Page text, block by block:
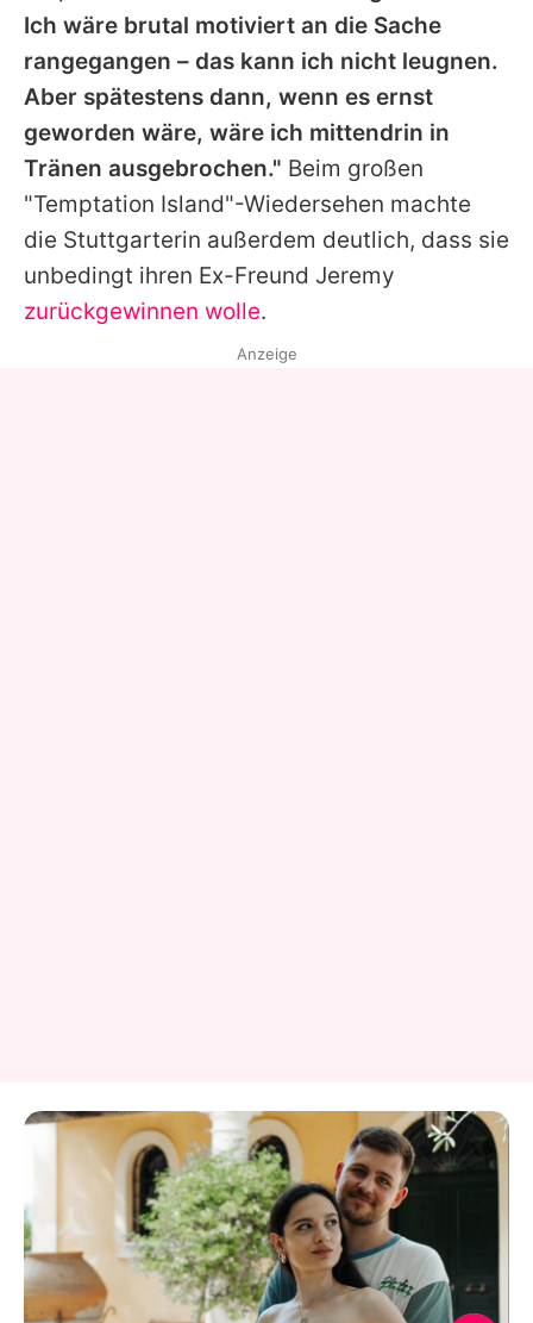
Ich wäre brutal motiviert an die Sache
rangegangen – das kann ich nicht leugnen.
Aber spätestens dann, wenn es ernst
geworden wäre, wäre ich mittendrin in
Tränen ausgebrochen." Beim großen
"Temptation Island"-Wiedersehen machte
die Stuttgarterin außerdem deutlich, dass sie
unbedingt ihren Ex-Freund Jeremy
zurückgewinnen wolle.
Anzeige